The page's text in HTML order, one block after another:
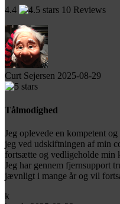
4.4 10 Reviews
Curt Sejersen 2025-08-29
Tålmodighed
Jeg oplevede en kompetent
jeg ved udskiftningen af min
fortsætte og vedligeholde min
Jeg har gennem fjernsupport
jævnligt i mange år og vil
k